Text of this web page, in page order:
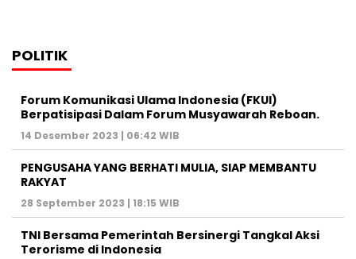
POLITIK
Forum Komunikasi Ulama Indonesia (FKUI)
Berpatisipasi Dalam Forum Musyawarah Reboan.
14 Desember 2023 | 06:42 WIB
PENGUSAHA YANG BERHATI MULIA, SIAP MEMBANTU
RAKYAT
28 September 2023 | 18:15 WIB
TNI Bersama Pemerintah Bersinergi Tangkal Aksi
Terorisme di Indonesia